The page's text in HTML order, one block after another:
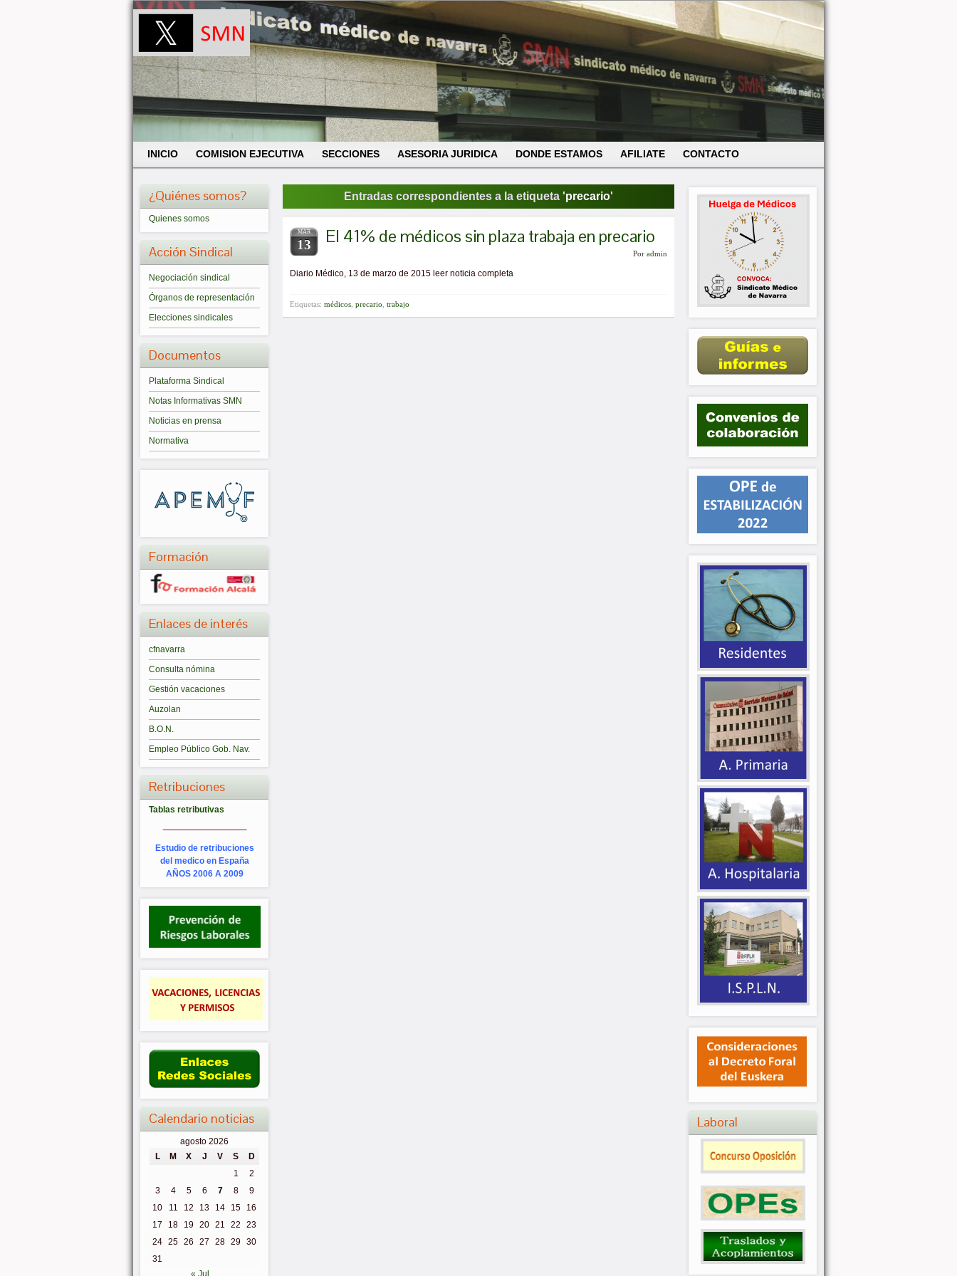
INICIO COMISION EJECUTIVA SECCIONES ASESORIA JURIDICA DONDE ESTAMOS AFILIATE CONTACTO
¿Quiénes somos?
Quienes somos
Acción Sindical
Negociación sindical
Órganos de representación
Elecciones sindicales
Documentos
Plataforma Sindical
Notas Informativas SMN
Noticias en prensa
Normativa
Formación
Enlaces de interés
cfnavarra
Consulta nómina
Gestión vacaciones
Auzolan
B.O.N.
Empleo Público Gob. Nav.
Retribuciones
Tablas retributivas
Estudio de retribuciones
del medico en España
AÑOS 2006 A 2009
Calendario noticias
agosto 2026
L
M X J V S
D
1
2
3
4 5 6 7 8
9
10
11 12 13 14 15
16
17
18 19 20 21 22
23
24 25 26 27 28 29 30
31
Entradas correspondientes a la etiqueta 'precario'
MAR
13 El 41% de médicos sin plaza trabaja en precario
Por admin
Diario Médico, 13 de marzo de 2015 leer noticia completa
Etiquetas: médicos precario trabajo
Laboral